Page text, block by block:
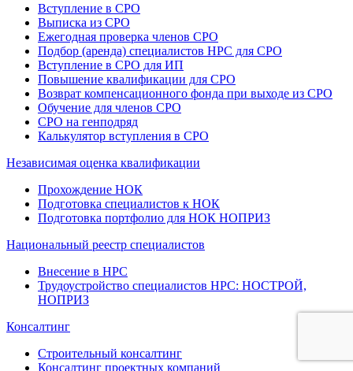
Вступление в СРО
Выписка из СРО
Ежегодная проверка членов СРО
Подбор (аренда) специалистов НРС для СРО
Вступление в СРО для ИП
Повышение квалификации для СРО
Возврат компенсационного фонда при выходе из СРО
Обучение для членов СРО
СРО на генподряд
Калькулятор вступления в СРО
Независимая оценка квалификации
Прохождение НОК
Подготовка специалистов к НОК
Подготовка портфолио для НОК НОПРИЗ
Национальный реестр специалистов
Внесение в НРС
Трудоустройство специалистов НРС: НОСТРОЙ,
НОПРИЗ
Консалтинг
Строительный консалтинг
Консалтинг проектных компаний